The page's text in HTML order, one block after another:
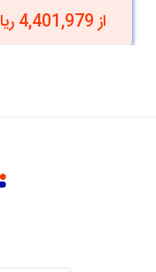
از 4,401,979 ریال